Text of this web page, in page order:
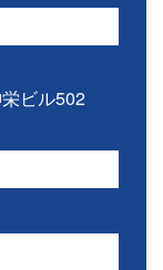
ビル502